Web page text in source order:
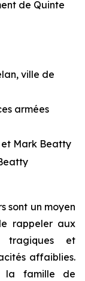
de Quinte
ville de
armées
et Mark Beatty
sont un moyen
rappeler aux
tragiques et
affaiblies.
la famille de